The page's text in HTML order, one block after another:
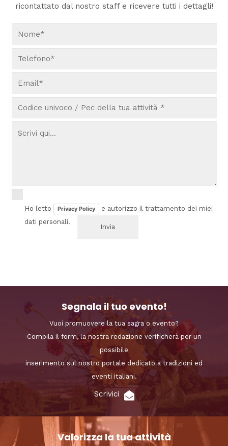
ricontattato dal nostro staff e ricevere tutti i dettagli!
Ho letto Privacy Policy
e autorizzo il trattamento dei miei
dati personali.
Segnala il tuo evento!
Vuoi promuovere la tua sagra o evento?
Compila il form, la nostra redazione verificherà per un
possibile
inserimento sul nostro portale dedicato a tradizioni ed
eventi italiani.
Scrivici
Valorizza la tua attività